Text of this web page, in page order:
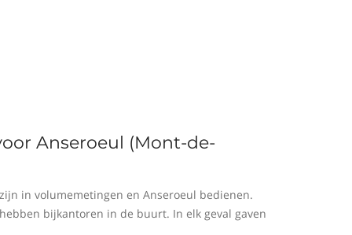
Anseroeul (Mont-de-
in volumemetingen en Anseroeul bedienen.
bijkantoren in de buurt. In elk geval gaven